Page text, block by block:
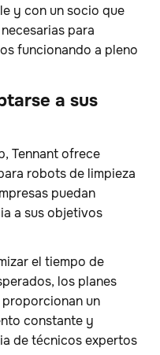
y con un socio que
para
funcionando a pleno
a sus
Tennant ofrece
robots de limpieza
puedan
a sus objetivos
el tiempo de
los planes
proporcionan un
constante y
de técnicos expertos